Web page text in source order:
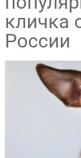
кличка
России